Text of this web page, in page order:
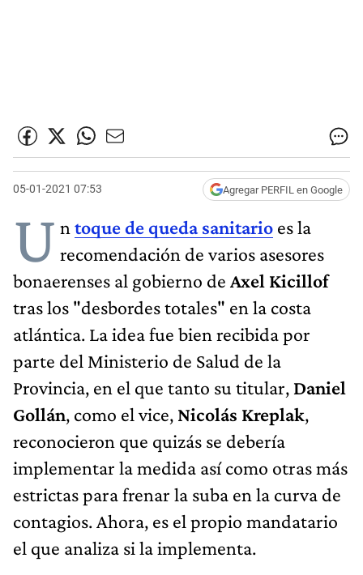
05-01-2021 07:53 Agregar PERFIL en Google
U n toque de queda sanitario es la
recomendación de varios asesores
bonaerenses al gobierno de Axel Kicillof
tras los "desbordes totales" en la costa
atlántica. La idea fue bien recibida por
parte del Ministerio de Salud de la
Provincia, en el que tanto su titular, Daniel
Gollán, como el vice, Nicolás Kreplak,
reconocieron que quizás se debería
implementar la medida así como otras más
estrictas para frenar la suba en la curva de
contagios. Ahora, es el propio mandatario
el que analiza si la implementa.